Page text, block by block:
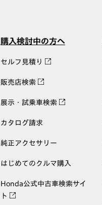
購入検討中の方へ
セルフ見積り
販売店検索
展示・試乗車検索
カタログ請求
純正アクセサリー
はじめてのクルマ購入
Honda公式中古車検索サイ
ト